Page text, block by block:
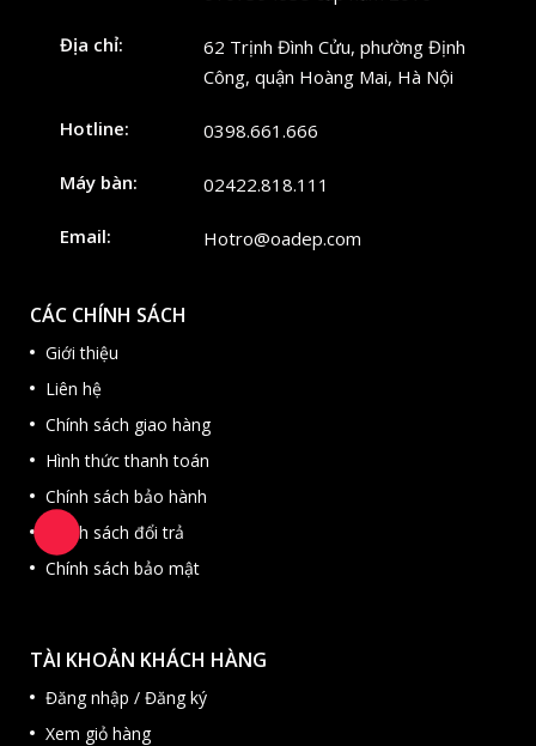
Địa chỉ:
62 Trịnh Đình Cửu, phường Định
Công, quận Hoàng Mai, Hà Nội
Hotline: 0398.661.666
Máy bàn: 02422.818.111
Email: Hotro@oadep.com
CÁC CHÍNH SÁCH
Giới thiệu
Liên hệ
Chính sách giao hàng
Hình thức thanh toán
Chính sách bảo hành
Chính sách đổi trả
Chính sách bảo mật
TÀI KHOẢN KHÁCH HÀNG
Đăng nhập / Đăng ký
Xem giỏ hàng